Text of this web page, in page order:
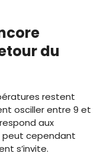
du
restent
osciller entre 9 et
aux
peut cependant
s’invite.